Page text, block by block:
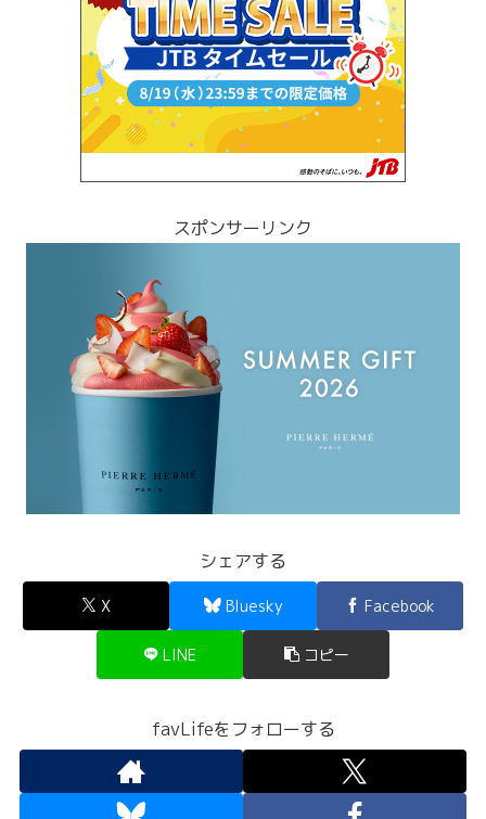
スポンサーリンク
シェアする
X Bluesky Facebook
LINE コピー
favLifeをフォローする